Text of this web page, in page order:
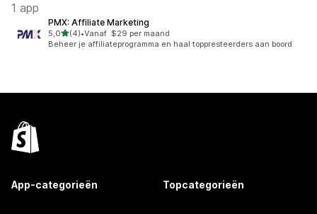
1 app
PMX: Affiliate Marketing
5,0van 5 sterren
(4)
4 recensies in totaal
•Vanaf $29 per maand
Beheer je affiliateprogramma en haal toppresteerders aan boord
App-categorieën Topcategorieën